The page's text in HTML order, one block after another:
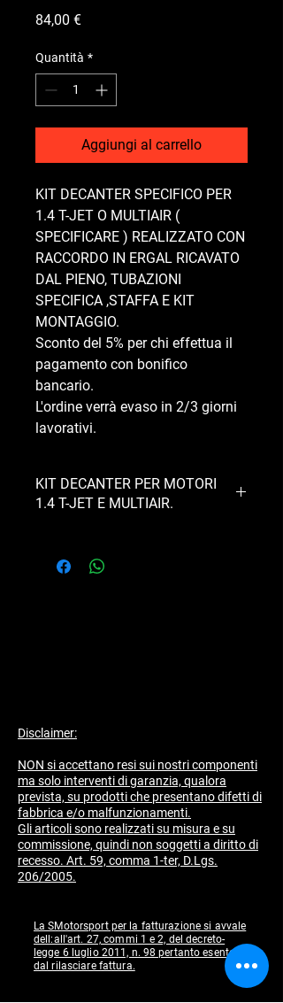
84,00 €Prezzo
Quantità *
Aggiungi al carrello
KIT DECANTER SPECIFICO PER
1.4 T-JET O MULTIAIR (
SPECIFICARE ) REALIZZATO CON
RACCORDO IN ERGAL RICAVATO
DAL PIENO, TUBAZIONI
SPECIFICA ,STAFFA E KIT
MONTAGGIO.
Sconto del 5% per chi effettua il
pagamento con bonifico
bancario.
L'ordine verrà evaso in 2/3 giorni
lavorativi.
KIT DECANTER PER MOTORI
1.4 T-JET E MULTIAIR.
TUBAZIONE IN GOMMA AD ALTA
Disclaimer:
NON si accettano resi sui nostri componenti
ma solo interventi di garanzia, qualora
prevista, su prodotti che presentano difetti di
fabbrica e/o malfunzionamenti.
​Gli articoli sono realizzati su misura e su
commissione, quindi non soggetti a diritto di
recesso. Art. 59, comma 1-ter, D.Lgs.
206/2005.
La SMotorsport per la fatturazione si avvale
dell:all'art. 27, commi 1 e 2, del decreto-
legge 6 luglio 2011, n. 98 pertanto esente
dal rilasciare fattura.